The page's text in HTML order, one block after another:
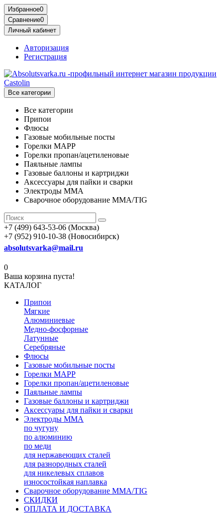
Избранное0
Сравнение0
Личный кабинет
Авторизация
Регистрация
Все категории
Все категории
Припои
Флюсы
Газовые мобильные посты
Горелки MAPP
Горелки пропан/ацетиленовые
Паяльные лампы
Газовые баллоны и картриджи
Аксессуары для пайки и сварки
Электроды MMA
Сварочное оборудование MMA/TIG
+7 (499) 643-53-06 (Москва)
+7 (952) 910-10-38 (Новосибирск)
absolutsvarka@mail.ru
0
Ваша корзина пуста!
КАТАЛОГ
Припои
Мягкие
Алюминиевые
Медно-фосфорные
Латунные
Серебряные
Флюсы
Газовые мобильные посты
Горелки MAPP
Горелки пропан/ацетиленовые
Паяльные лампы
Газовые баллоны и картриджи
Аксессуары для пайки и сварки
Электроды MMA
по чугуну
по алюминию
по меди
для нержавеющих сталей
для разнородных сталей
для никелевых сплавов
износостойкая наплавка
Сварочное оборудование MMA/TIG
СКИДКИ
ОПЛАТА И ДОСТАВКА